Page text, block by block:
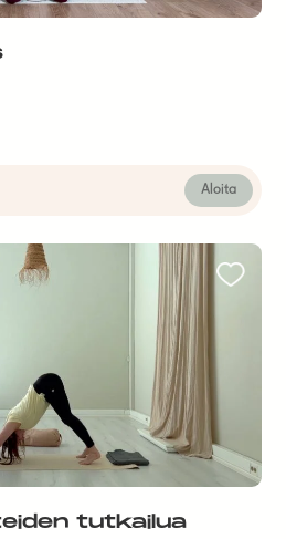
Aloita
tutkailua